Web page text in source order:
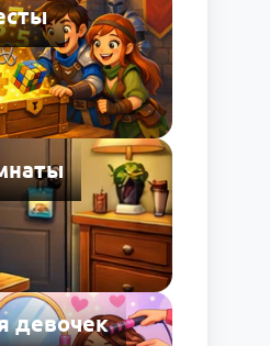
девочек